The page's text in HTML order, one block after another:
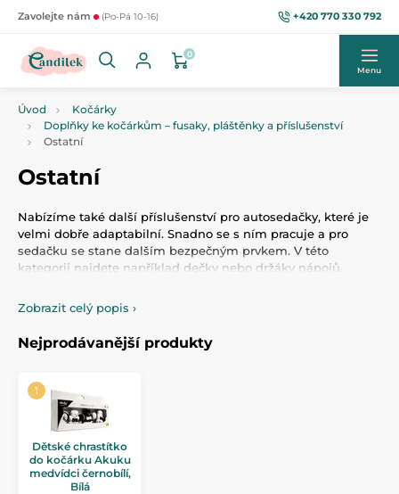
Zavolejte nám (Po-Pá 10-16) +420 770 330 792
0
Menu
Úvod
Kočárky
Doplňky ke kočárkům – fusaky, pláštěnky a příslušenství
Ostatní
Ostatní
Nabízíme také další příslušenství pro autosedačky, které je
velmi dobře adaptabilní. Snadno se s ním pracuje a pro
sedačku se stane dalším bezpečným prvkem. V této
kategorii najdete například dečky nebo držáky nápojů,
Zobrazit celý popis ›
Nejprodávanější produkty
Dětské chrastítko
do kočárku Akuku
medvídci černobílí,
Bílá